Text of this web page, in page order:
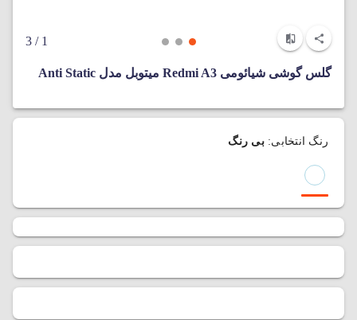
1
/ 3
گلس گوشی شیائومی Redmi A3 میتوبل مدل Anti Static
رنگ انتخابی:بی رنگ